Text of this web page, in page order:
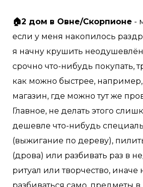
🏠2 дом в Овне/Скорпионе -
если у меня накопилось
я начну крушить
срочно что-нибудь покупать,
как можно быстрее,
магазин, где можно тут же
Главное, не делать этого
дешевле что-нибудь
(выжигание по дереву),
(дрова) или разбивать раз в
ритуал или творчество, иначе